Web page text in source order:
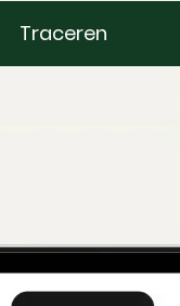
Traceren